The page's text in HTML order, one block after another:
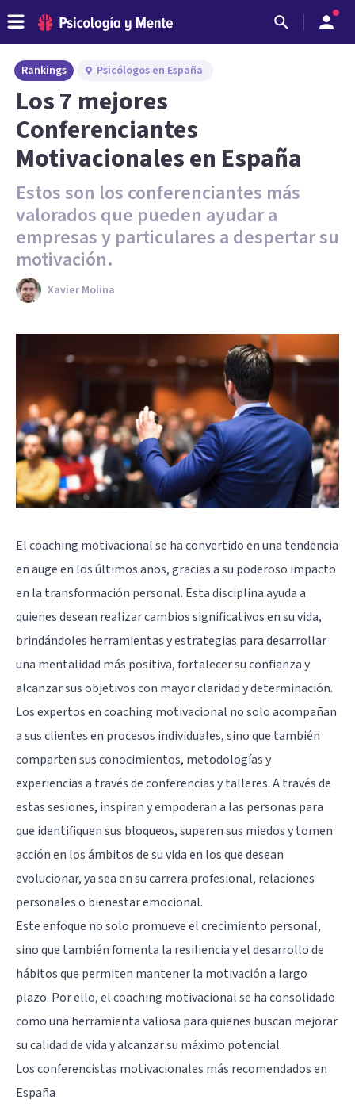
Rankings Psicólogos en España
Los 7 mejores
Conferenciantes
Motivacionales en España
Estos son los conferenciantes más
valorados que pueden ayudar a
empresas y particulares a despertar su
motivación.
Xavier Molina
El coaching motivacional se ha convertido en una tendencia
en auge en los últimos años, gracias a su poderoso impacto
en la transformación personal. Esta disciplina ayuda a
quienes desean realizar cambios significativos en su vida,
brindándoles herramientas y estrategias para desarrollar
una mentalidad más positiva, fortalecer su confianza y
alcanzar sus objetivos con mayor claridad y determinación.
Los expertos en coaching motivacional no solo acompañan
a sus clientes en procesos individuales, sino que también
comparten sus conocimientos, metodologías y
experiencias a través de conferencias y talleres. A través de
estas sesiones, inspiran y empoderan a las personas para
que identifiquen sus bloqueos, superen sus miedos y tomen
acción en los ámbitos de su vida en los que desean
evolucionar, ya sea en su carrera profesional, relaciones
personales o bienestar emocional.
Este enfoque no solo promueve el crecimiento personal,
sino que también fomenta la resiliencia y el desarrollo de
hábitos que permiten mantener la motivación a largo
plazo. Por ello, el coaching motivacional se ha consolidado
como una herramienta valiosa para quienes buscan mejorar
su calidad de vida y alcanzar su máximo potencial.
Los conferencistas motivacionales más recomendados en
España